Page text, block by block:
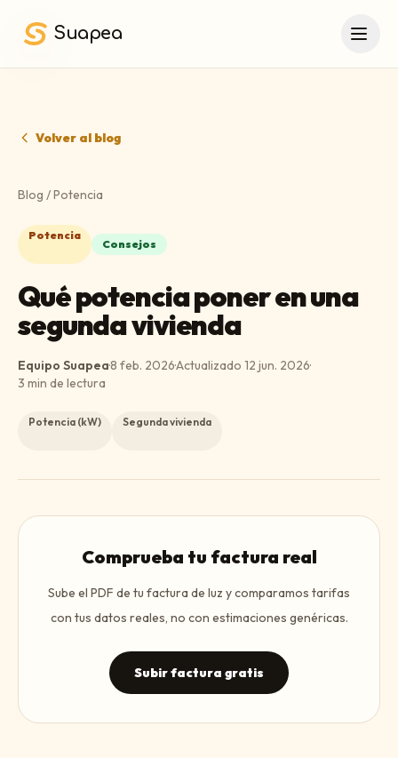
Suapea
Volver al blog
Blog /Potencia
Potencia
Consejos
Qué potencia poner en una
segunda vivienda
Equipo Suapea·8 feb. 2026·Actualizado 12 jun. 2026·
3 min de lectura
Potencia (kW) Segunda vivienda
Comprueba tu factura real
Sube el PDF de tu factura de luz y comparamos tarifas
con tus datos reales, no con estimaciones genéricas.
Subir factura gratis